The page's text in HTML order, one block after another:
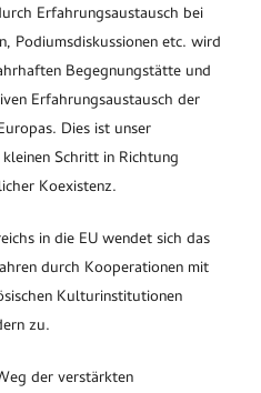
Erfahrungsaustausch bei
Podiumsdiskussionen etc. wird
Begegnungstätte und
Erfahrungsaustausch der
Dies ist unser
Schritt in Richtung
Koexistenz.
in die EU wendet sich das
durch Kooperationen mit
Kulturinstitutionen
zu.
der verstärkten